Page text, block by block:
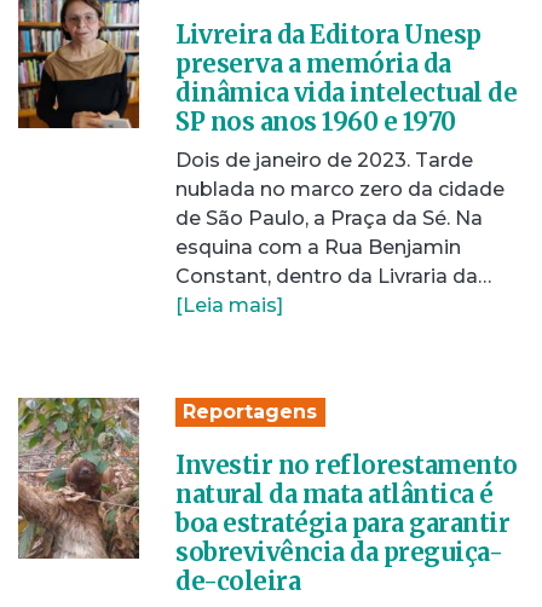
Livreira da Editora Unesp
preserva a memória da
dinâmica vida intelectual de
SP nos anos 1960 e 1970
Dois de janeiro de 2023. Tarde
nublada no marco zero da cidade
de São Paulo, a Praça da Sé. Na
esquina com a Rua Benjamin
Constant, dentro da Livraria da…
[Leia mais]
Reportagens
Investir no reflorestamento
natural da mata atlântica é
boa estratégia para garantir
sobrevivência da preguiça-
de-coleira